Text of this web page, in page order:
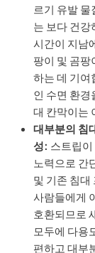
르기 유발
는 보다 건강
시간이 지남
팡이 및 곰
하는 데 기여
인 수면 환경
대 칸막이는
대부분의 침
성: 스트립
노력으로 간
및 기존 침
사람들에게
호환되므로
모두에 다용
편하고 대부